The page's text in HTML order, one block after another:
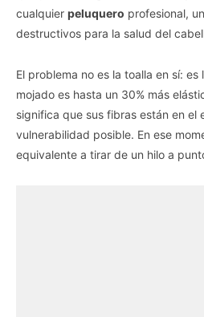
cualquier peluquero profesional,
destructivos para la salud del
El problema no es la toalla en sí: es
mojado es hasta un 30% más
significa que sus fibras están en el
vulnerabilidad posible. En ese
equivalente a tirar de un hilo a